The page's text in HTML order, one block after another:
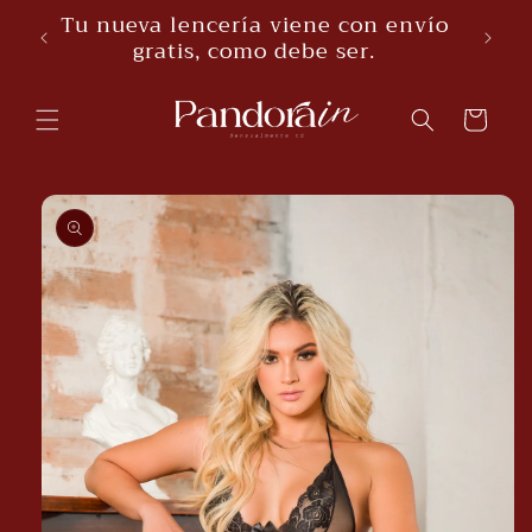
Skip to
content
Tu nueva lencería viene con envío
gratis, como debe ser.
Cart
product
information